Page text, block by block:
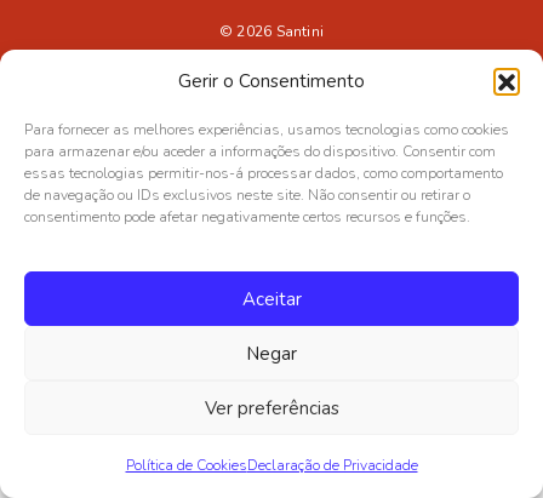
Gerir o Consentimento
Para fornecer as melhores experiências, usamos tecnologias como cookies
para armazenar e/ou aceder a informações do dispositivo. Consentir com
essas tecnologias permitir-nos-á processar dados, como comportamento
de navegação ou IDs exclusivos neste site. Não consentir ou retirar o
consentimento pode afetar negativamente certos recursos e funções.
Aceitar
Negar
Ver preferências
Política de CookiesDeclaração de Privacidade
© 2026 Santini